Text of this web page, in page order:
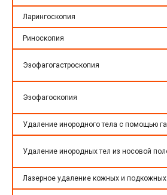
Ларингоскопия
Риноскопия
Эзофагогастроскопия
Эзофагоскопия
Удаление инородного тела с помощью
Удаление инородных тел из носовой
Лазерное удаление кожных и